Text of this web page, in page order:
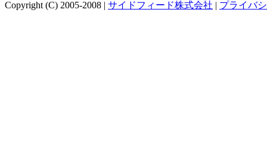
Copyright (C) 2005-2008 | サイドフィード株式会社 | プライバ